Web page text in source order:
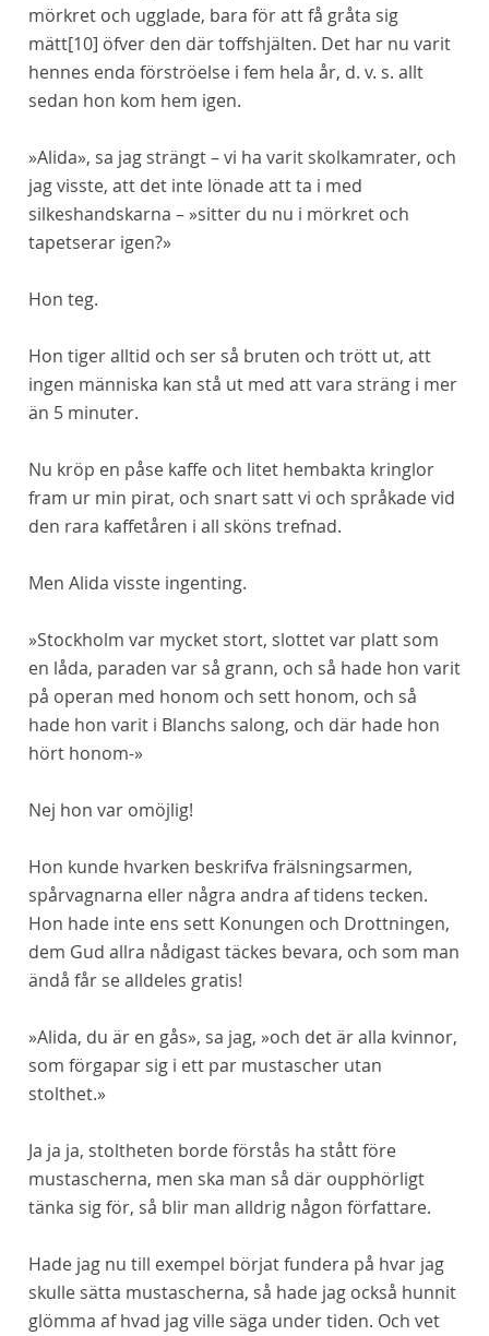
mörkret och ugglade, bara för att få gråta sig
mätt[10] öfver den där toffshjälten. Det har nu varit
hennes enda förströelse i fem hela år, d. v. s. allt
sedan hon kom hem igen.
»Alida», sa jag strängt – vi ha varit skolkamrater, och
jag visste, att det inte lönade att ta i med
silkeshandskarna – »sitter du nu i mörkret och
tapetserar igen?»
Hon teg.
Hon tiger alltid och ser så bruten och trött ut, att
ingen människa kan stå ut med att vara sträng i mer
än 5 minuter.
Nu kröp en påse kaffe och litet hembakta kringlor
fram ur min pirat, och snart satt vi och språkade vid
den rara kaffetåren i all sköns trefnad.
Men Alida visste ingenting.
»Stockholm var mycket stort, slottet var platt som
en låda, paraden var så grann, och så hade hon varit
på operan med honom och sett honom, och så
hade hon varit i Blanchs salong, och där hade hon
hört honom-»
Nej hon var omöjlig!
Hon kunde hvarken beskrifva frälsningsarmen,
spårvagnarna eller några andra af tidens tecken.
Hon hade inte ens sett Konungen och Drottningen,
dem Gud allra nådigast täckes bevara, och som man
ändå får se alldeles gratis!
»Alida, du är en gås», sa jag, »och det är alla kvinnor,
som förgapar sig i ett par mustascher utan
stolthet.»
Ja ja ja, stoltheten borde förstås ha stått före
mustascherna, men ska man så där oupphörligt
tänka sig för, så blir man alldrig någon författare.
Hade jag nu till exempel börjat fundera på hvar jag
skulle sätta mustascherna, så hade jag också hunnit
glömma afhvad jag ville säga under tiden. Och vet